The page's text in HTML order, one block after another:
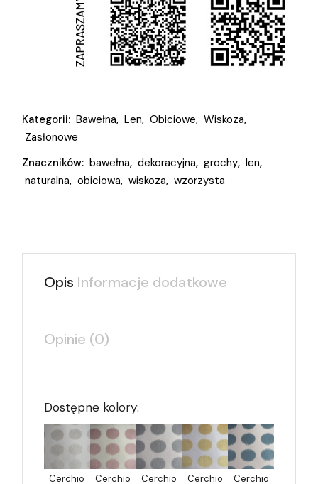
Kategorii: Bawełna, Len, Obiciowe, Wiskoza,
Zasłonowe
Znaczników: bawełna, dekoracyjna, grochy, len,
naturalna, obiciowa, wiskoza, wzorzysta
Opis Informacje dodatkowe
Opinie (0)
Dostępne kolory:
Cerchio Cerchio Cerchio Cerchio Cerchio